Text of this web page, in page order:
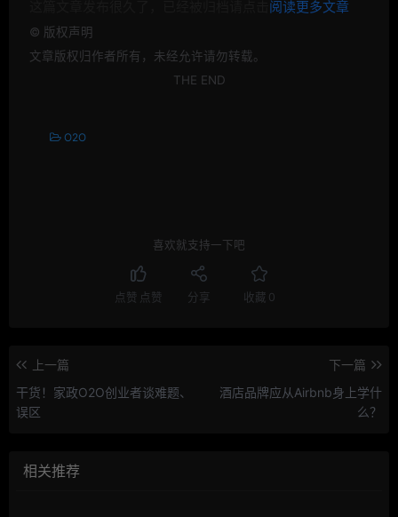
阅读更多文章
© 版权声明
文章版权归作者所有，未经允许请勿转载。
THE END
O2O
喜欢就支持一下吧
点赞 点赞 分享 收藏 0
上一篇
干货！家政O2O创业者谈难题、
误区
下一篇
酒店品牌应从Airbnb身上学什
么？
相关推荐